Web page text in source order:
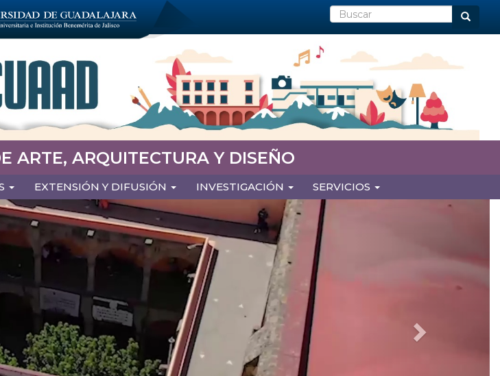
Buscar Buscar
ARTE, ARQUITECTURA Y DISEÑO
EXTENSIÓN Y DIFUSIÓN INVESTIGACIÓN SERVICIOS
Next